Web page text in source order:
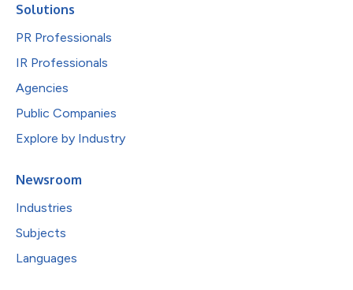
Solutions
PR Professionals
IR Professionals
Agencies
Public Companies
Explore by Industry
Newsroom
Industries
Subjects
Languages